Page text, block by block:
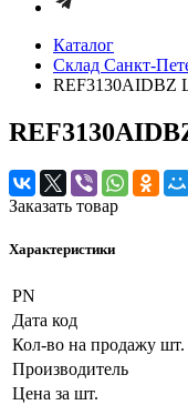
Каталог
Cклад Санкт-
REF3130AIDBZ
Заказать товар
Характеристики
PN
Дата код
Кол-во на продажу шт.
Производитель
Цена за шт.